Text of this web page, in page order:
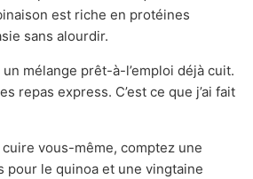
est riche en protéines
sans alourdir.
mélange prêt-à-l’emploi déjà cuit.
repas express. C’est ce que j’ai fait
vous-même, comptez une
pour le quinoa et une vingtaine